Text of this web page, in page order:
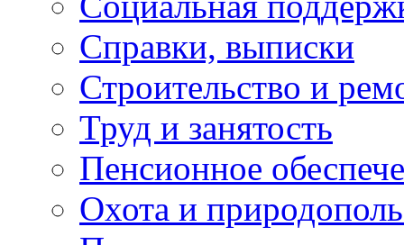
Справки, выписки
Строительство и
Труд и занятость
Пенсионное
Охота и